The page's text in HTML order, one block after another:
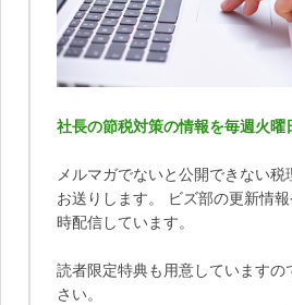
社長の節税対策の情報を毎週火曜
メルマガでないと公開できない
お送りします。 ビズ部の更新情
時配信しています。
読者限定特典も用意していますの
さい。